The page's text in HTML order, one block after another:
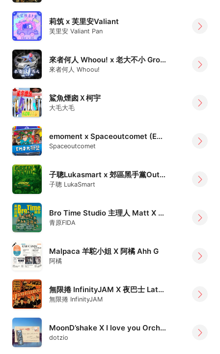
莉筑 x 芙里安Valiant
芙里安 Valiant Pan
來者何人 Whoou! x 老大不小 Grown Ages
來者何人 Whoou!
鯊魚煙囪Ｘ柯宇
大毛大毛
emoment x Spaceoutcomet (EMO大聯盟)
Spaceoutcomet
子聰Lukasmart x 郊區黑手黨OutskirtsMafia
子聰 LukaSmart
Bro Time Studio 主理人 Matt X 薄暮Evenfall x 秋山 ChillSome X 青原FIDA
青原FIDA
Malpaca 羊駝小姐 X 阿橘 Ahh G
阿橘
無限捲 InfinityJAM X 夜巴士 Late Night Bus 1989
無限捲 InfinityJAM
MoonD’shake X I love you Orchestra Swing Style
dotzio